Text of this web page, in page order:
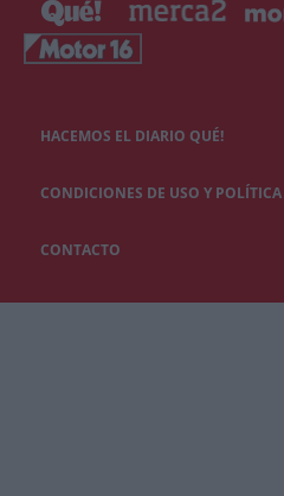
HACEMOS EL DIARIO QUÉ!
CONDICIONES DE USO Y
CONTACTO